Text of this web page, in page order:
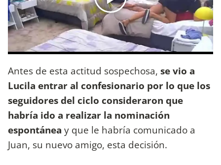
Antes de esta actitud sospechosa, se vio a
Lucila entrar al confesionario por lo que los
seguidores del ciclo consideraron que
habría ido a realizar la nominación
espontánea y que le habría comunicado a
Juan, su nuevo amigo, esta decisión.